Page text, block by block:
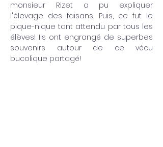
monsieur Rizet a pu expliquer
l'élevage des faisans. Puis, ce fut le
pique-nique tant attendu par tous les
élèves! Ils ont engrangé de superbes
souvenirs autour de ce vécu
bucolique partagé!